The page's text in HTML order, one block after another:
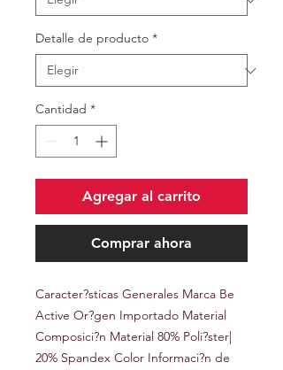
Detalle de producto *
Cantidad *
Agregar al carrito
Comprar ahora
Caracter?sticas Generales Marca Be
Active Or?gen Importado Material
Composici?n Material 80% Poli?ster|
20% Spandex Color Informaci?n de